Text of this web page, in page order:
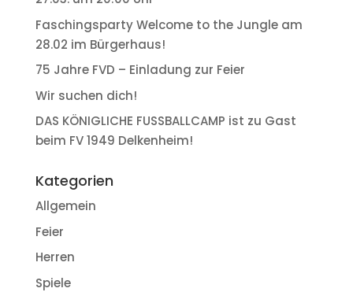
Faschingsparty Welcome to the Jungle am
28.02 im Bürgerhaus!
75 Jahre FVD – Einladung zur Feier
Wir suchen dich!
DAS KÖNIGLICHE FUSSBALLCAMP ist zu Gast
beim FV 1949 Delkenheim!
Kategorien
Allgemein
Feier
Herren
Spiele